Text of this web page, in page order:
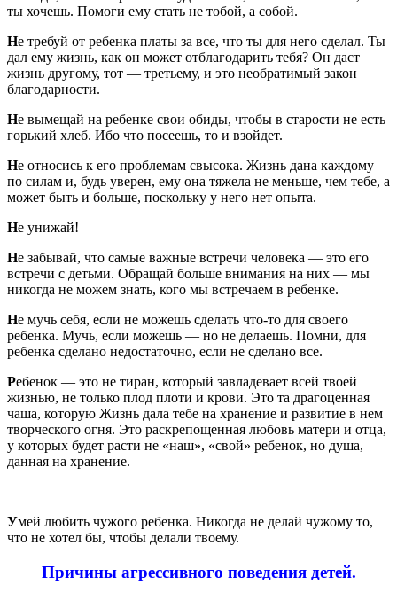
ты хочешь. Помоги ему стать не тобой, а собой.
Не требуй от ребенка платы за все, что ты для него сделал. Ты
дал ему жизнь, как он может отблагодарить тебя? Он даст
жизнь другому, тот — третьему, и это необратимый закон
благодарности.
Не вымещай на ребенке свои обиды, чтобы в старости не есть
горький хлеб. Ибо что посеешь, то и взойдет.
Не относись к его проблемам свысока. Жизнь дана каждому
по силам и, будь уверен, ему она тяжела не меньше, чем тебе, а
может быть и больше, поскольку у него нет опыта.
Не унижай!
Не забывай, что самые важные встречи человека — это его
встречи с детьми. Обращай больше внимания на них — мы
никогда не можем знать, кого мы встречаем в ребенке.
Не мучь себя, если не можешь сделать что-то для своего
ребенка. Мучь, если можешь — но не делаешь. Помни, для
ребенка сделано недостаточно, если не сделано все.
Ребенок — это не тиран, который завладевает всей твоей
жизнью, не только плод плоти и крови. Это та драгоценная
чаша, которую Жизнь дала тебе на хранение и развитие в нем
творческого огня. Это раскрепощенная любовь матери и отца,
у которых будет расти не «наш», «свой» ребенок, но душа,
данная на хранение.
Умей любить чужого ребенка. Никогда не делай чужому то,
что не хотел бы, чтобы делали твоему.
Причины агрессивного поведения детей.